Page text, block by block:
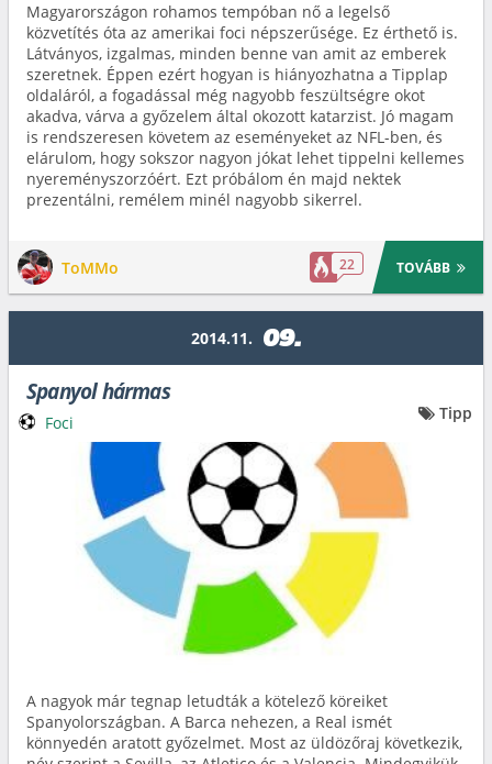
Magyarországon rohamos tempóban nő a legelső
közvetítés óta az amerikai foci népszerűsége. Ez érthető is.
Látványos, izgalmas, minden benne van amit az emberek
szeretnek. Éppen ezért hogyan is hiányozhatna a Tipplap
oldaláról, a fogadással még nagyobb feszültségre okot
akadva, várva a győzelem által okozott katarzist. Jó magam
is rendszeresen követem az eseményeket az NFL-ben, és
elárulom, hogy sokszor nagyon jókat lehet tippelni kellemes
nyereményszorzóért. Ezt próbálom én majd nektek
prezentálni, remélem minél nagyobb sikerrel.
ToMMo 22 TOVÁBB
2014.11. 09.
Spanyol hármas
A nagyok már tegnap letudták a kötelező köreiket
Spanyolországban. A Barca nehezen, a Real ismét
könnyedén aratott győzelmet. Most az üldözőraj következik,
Foci Tipp